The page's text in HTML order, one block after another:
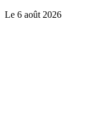
Le 6 août 2026